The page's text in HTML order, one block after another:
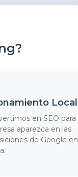
Local
en SEO para
aparezca en las
de Google en